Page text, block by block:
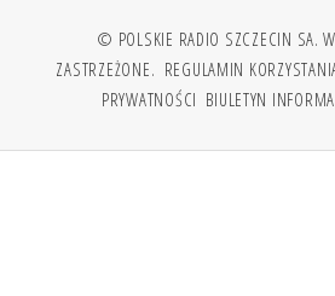
© POLSKIE RADIO SZCZECIN SA.
ZASTRZEŻONE. REGULAMIN
PRYWATNOŚCI BIULETYN